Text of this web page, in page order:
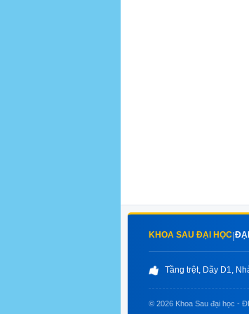
KHOA SAU ĐẠI HỌC
Tầng trệt, Dãy D1,
© 2026 Khoa Sau đại học -